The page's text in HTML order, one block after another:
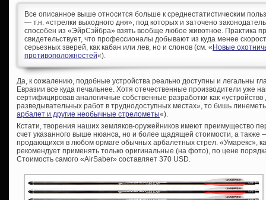
Все описанное выше относится больше к среднестатистическим
— т.н. «стрелки выходного дня», под которых и заточено
способен из «ЭйрСэйбра» взять вообще любое животное. Практика
свидетельствует, что профессионалы добывают из куда менее
серьезных зверей, как кабан или лев, но и слонов (см. «Новые
противоположностей«).
Да, к сожалению, подобные устройства реально доступны и легальны
Евразии все куда печальнее. Хотя отечественные производители уже
сертифицировав аналогичные собственные разработки как
разведывательных работ в труднодоступных местах», то бишь
арбалет и другие необычные стрелометы«).
Кстати, творения наших земляков-оружейников имеют преимущество
счет указанного выше нюанса, но и более щадящей стоимости, а также
продающихся в любом ормаге обычных арбалетных стрел. «Умарекс»,
рекомендует применять только оригинальные (на фото), по цене
Стоимость самого «AirSaber» составляет 370 USD.